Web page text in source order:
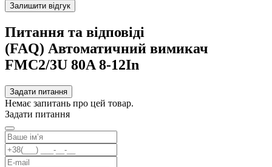
Залишити відгук
Питання та відповіді
(FAQ) Автоматичний вимикач
FMC2/3U 80A 8-12In
Задати питання
Немає запитань про цей товар.
Задати питання